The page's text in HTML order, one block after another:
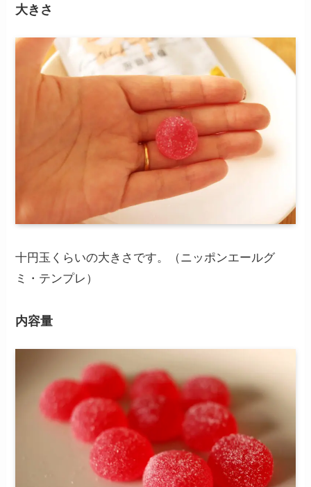
大きさ
十円玉くらいの大きさです。（ニッポンエールグ
ミ・テンプレ）
内容量